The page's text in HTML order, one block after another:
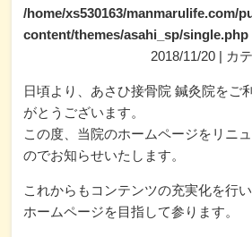
/home/xs530163/manmarulife.com/
content/themes/asahi_sp/single.php
2018/11/20 | カ
日頃より、あさひ接骨院 鍼灸院をご
がとうございます。
この度、当院のホームページをリニ
のでお知らせいたします。
これからもコンテンツの充実化を行
ホームページを目指して参ります。